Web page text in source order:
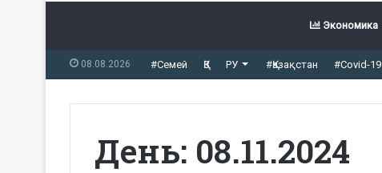
Экономика
08.08.2026 #Семей ҚЗ РУ #Қазақстан #Covid-19
День: 08.11.2024